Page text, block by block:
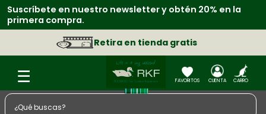
Suscríbete en nuestro newsletter y obtén 20% en la
primera compra.
Retira en tienda gratis
¿Qué buscas?